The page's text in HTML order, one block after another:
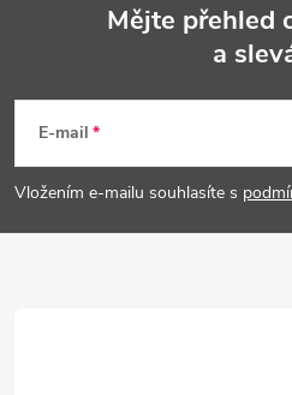
p
a
Mějte přehled
a
E-mail
Vložením e-mailu souhlasíte s